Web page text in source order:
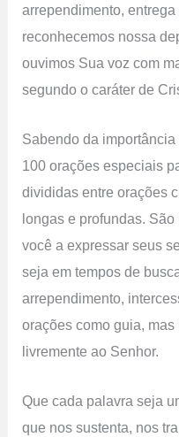
arrependimento, entrega
reconhecemos nossa
ouvimos Sua voz com
segundo o caráter de
Sabendo da
100 orações especiais
divididas entre orações
longas e profundas.
você a expressar seus
seja em tempos de
arrependimento,
orações como guia,
livremente ao Senhor.
Que cada palavra seja
que nos sustenta, nos